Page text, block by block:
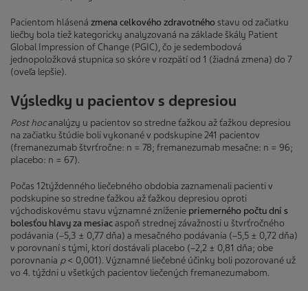
Pacientom hlásená zmena celkového zdravotnéhostavu od začiatku
liečby bola tiež kategoricky analyzovaná na základe škály Patient
Global Impression of Change (PGIC), čo je sedembodová
jednopoložková stupnica so skóre v rozpätí od 1 (žiadná zmena) do 7
(oveľa lepšie).
Výsledky u pacientov s depresiou
Post hocanalýzy u pacientov so stredne ťažkou až ťažkou depresiou
na začiatku štúdie boli vykonané v podskupine 241 pacientov
(fremanezumab štvrťročne: n = 78; fremanezumab mesačne: n = 96;
placebo: n = 67).
Počas 12týždenného liečebného obdobia zaznamenali pacienti v
podskupine so stredne ťažkou až ťažkou depresiou oproti
východiskovému stavu významné zníženie priemerného počtu dní s
bolesťou hlavy za mesiacaspoň strednej závažnosti u štvrťročného
podávania (–5,3 ± 0,77 dňa) a mesačného podávania (–5,5 ± 0,72 dňa)
v porovnaní s tými, ktorí dostávali placebo (–2,2 ± 0,81 dňa; obe
porovnania p< 0,001). Významné liečebné účinky boli pozorované už
vo 4. týždni u všetkých pacientov liečených fremanezumabom.